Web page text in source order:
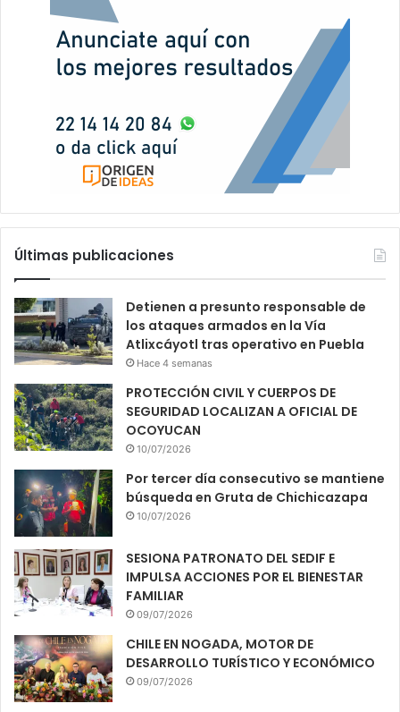
Últimas publicaciones
Detienen a presunto responsable de
los ataques armados en la Vía
Atlixcáyotl tras operativo en Puebla
Hace 4 semanas
PROTECCIÓN CIVIL Y CUERPOS DE
SEGURIDAD LOCALIZAN A OFICIAL DE
OCOYUCAN
10/07/2026
Por tercer día consecutivo se mantiene
búsqueda en Gruta de Chichicazapa
10/07/2026
SESIONA PATRONATO DEL SEDIF E
IMPULSA ACCIONES POR EL BIENESTAR
FAMILIAR
09/07/2026
CHILE EN NOGADA, MOTOR DE
DESARROLLO TURÍSTICO Y ECONÓMICO
09/07/2026